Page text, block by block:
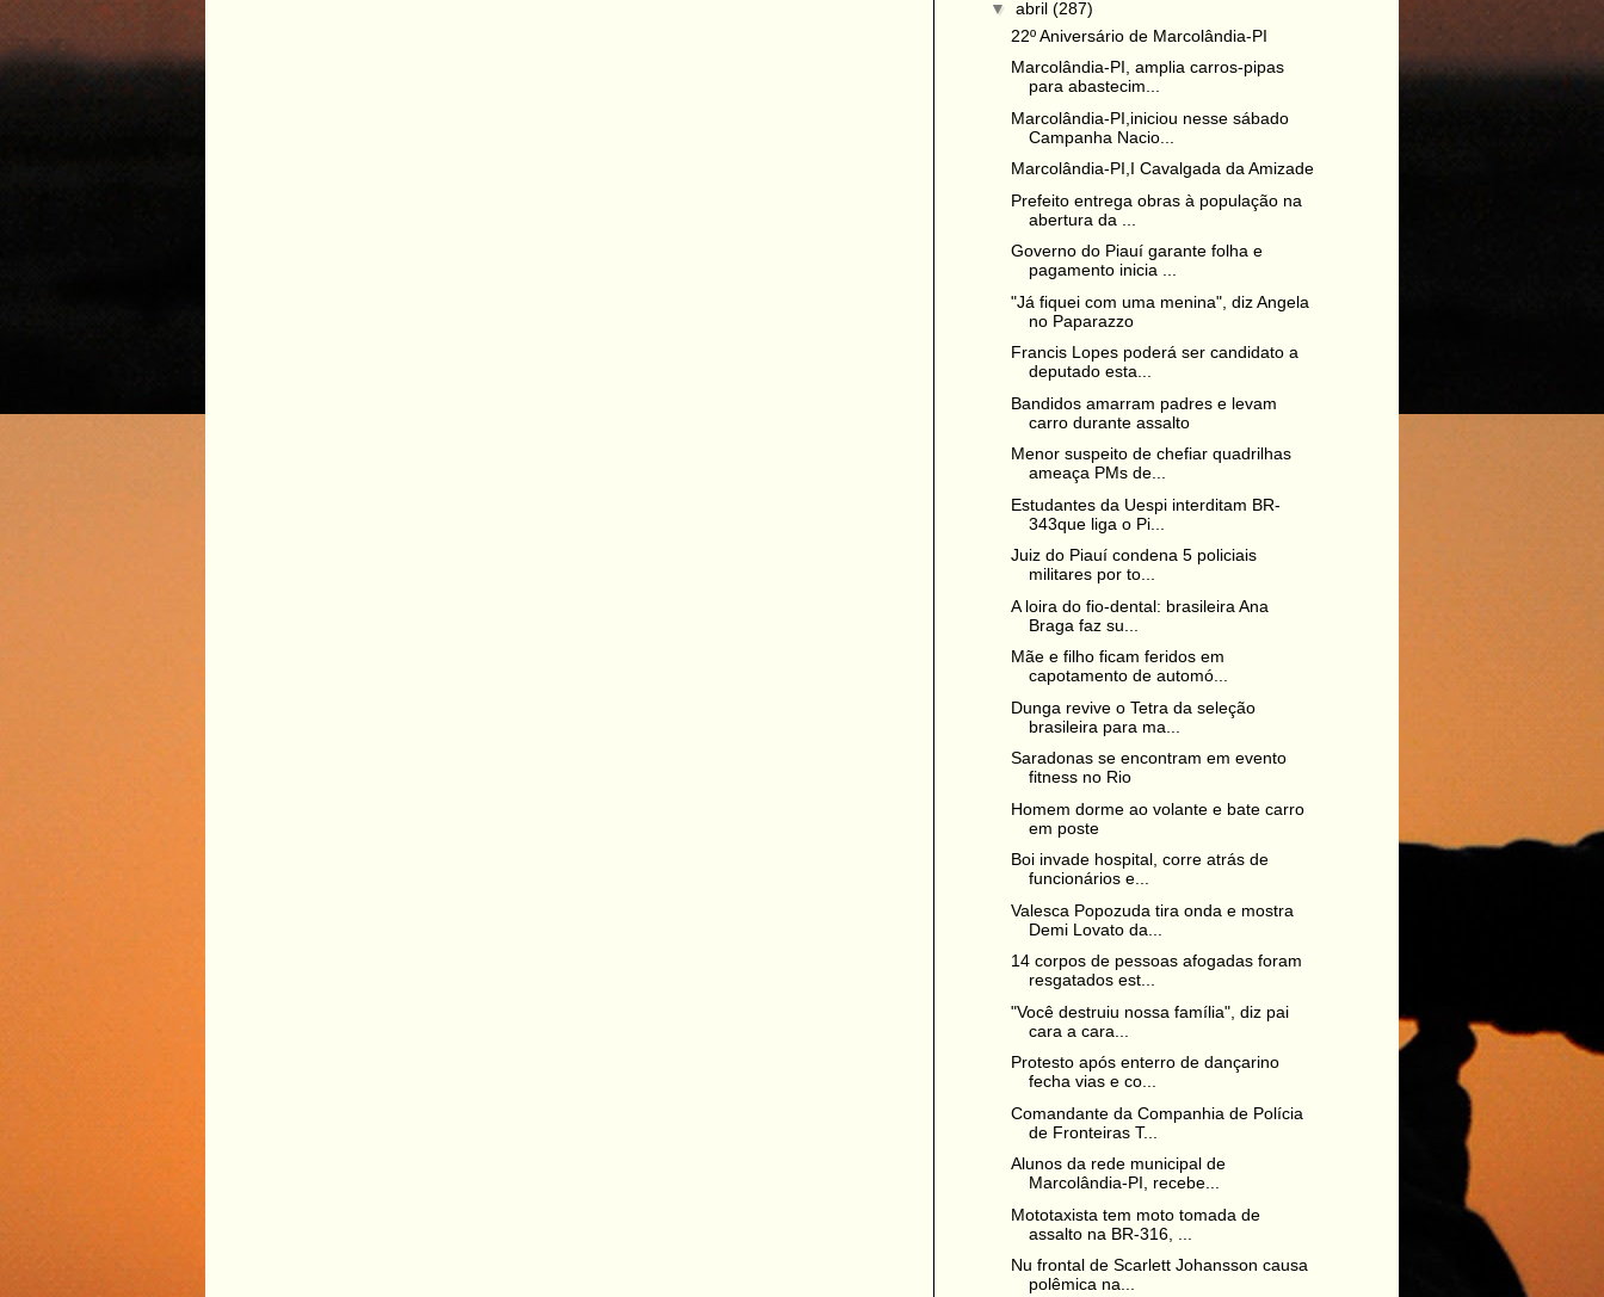
▼ abril (287)
22º Aniversário de Marcolândia-PI
Marcolândia-PI, amplia carros-pipas
para abastecim...
Marcolândia-PI,iniciou nesse sábado
Campanha Nacio...
Marcolândia-PI,I Cavalgada da Amizade
Prefeito entrega obras à população na
abertura da ...
Governo do Piauí garante folha e
pagamento inicia ...
"Já fiquei com uma menina", diz Angela
no Paparazzo
Francis Lopes poderá ser candidato a
deputado esta...
Bandidos amarram padres e levam
carro durante assalto
Menor suspeito de chefiar quadrilhas
ameaça PMs de...
Estudantes da Uespi interditam BR-
343que liga o Pi...
Juiz do Piauí condena 5 policiais
militares por to...
A loira do fio-dental: brasileira Ana
Braga faz su...
Mãe e filho ficam feridos em
capotamento de automó...
Dunga revive o Tetra da seleção
brasileira para ma...
Saradonas se encontram em evento
fitness no Rio
Homem dorme ao volante e bate carro
em poste
Boi invade hospital, corre atrás de
funcionários e...
Valesca Popozuda tira onda e mostra
Demi Lovato da...
14 corpos de pessoas afogadas foram
resgatados est...
"Você destruiu nossa família", diz pai
cara a cara...
Protesto após enterro de dançarino
fecha vias e co...
Comandante da Companhia de Polícia
de Fronteiras T...
Alunos da rede municipal de
Marcolândia-PI, recebe...
Mototaxista tem moto tomada de
assalto na BR-316, ...
Nu frontal de Scarlett Johansson causa
polêmica na...